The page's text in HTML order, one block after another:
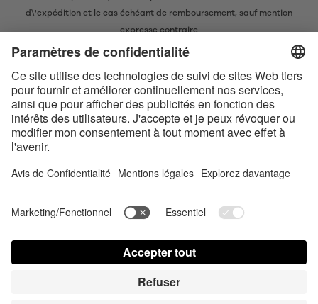
d\'expédition et le cas échéant de remboursement, sauf mention
expresse contraire
* La marque nominative et les logos Bluetooth® sont des marques
utilisation de ces marques par Satisfyer GmbH est soumise à une licence.
Apple, le logo Apple et Apple Watch sont des marques commerciales
d’Apple Inc. Google Play et le logo Google Play sont des marques
commerciales de Google LLC.
Contact us today